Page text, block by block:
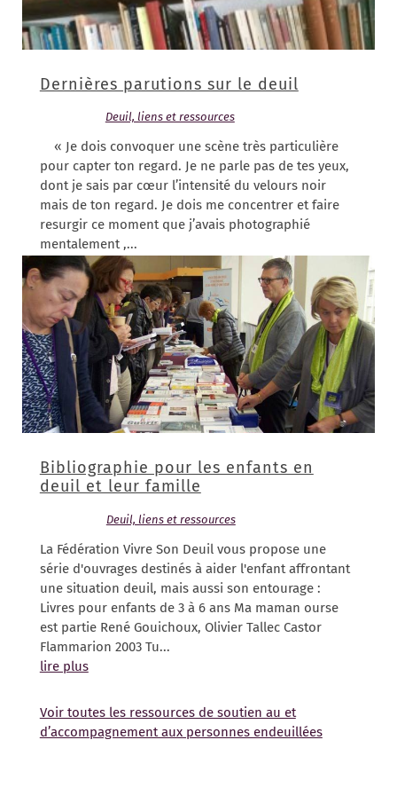
Dernières parutions sur le deuil
Deuil, liens et ressources| 0 Commentaires
« Je dois convoquer une scène très particulière
pour capter ton regard. Je ne parle pas de tes yeux,
dont je sais par cœur l’intensité du velours noir
mais de ton regard. Je dois me concentrer et faire
resurgir ce moment que j’avais photographié
mentalement ,...
lire plus
Bibliographie pour les enfants en
deuil et leur famille
Deuil, liens et ressources| 0 Commentaires
La Fédération Vivre Son Deuil vous propose une
série d'ouvrages destinés à aider l'enfant affrontant
une situation deuil, mais aussi son entourage :
Livres pour enfants de 3 à 6 ans Ma maman ourse
est partie René Gouichoux, Olivier Tallec Castor
Flammarion 2003 Tu...
lire plus
Voir toutes les ressources de soutien au et
d’accompagnement aux personnes endeuillées